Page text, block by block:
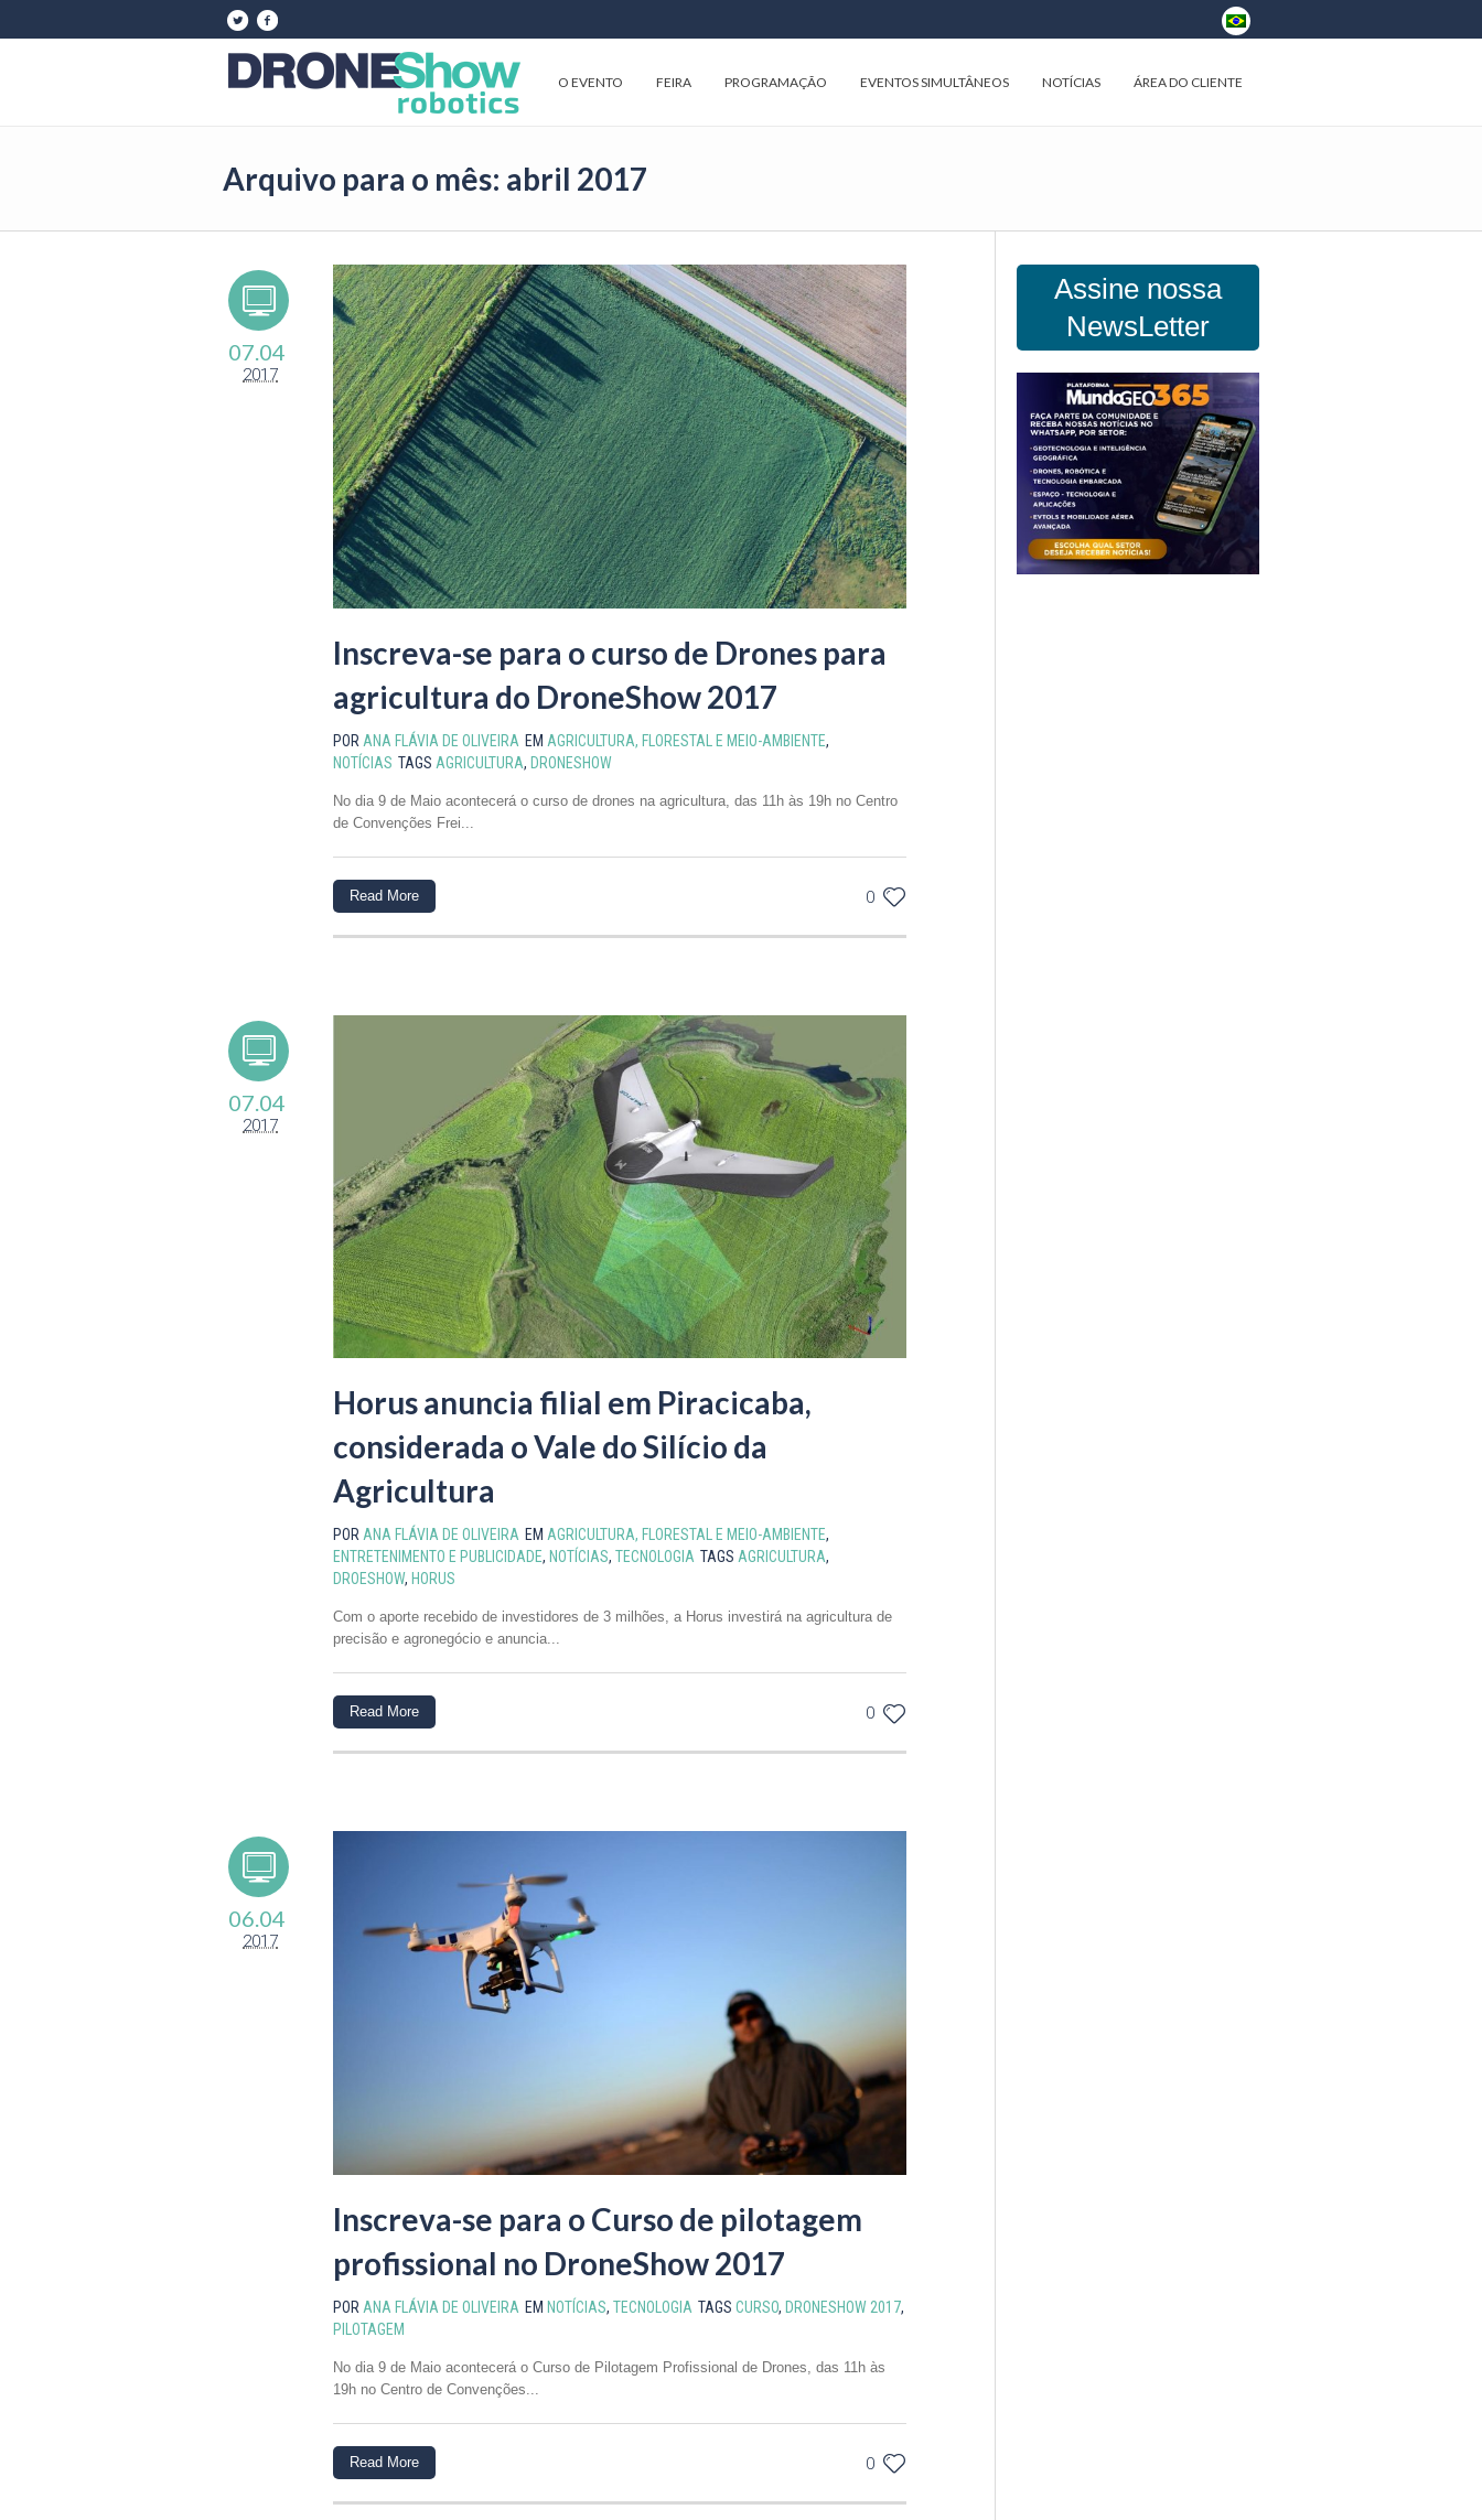
O EVENTO FEIRA PROGRAMAÇÃO EVENTOS SIMULTÂNEOS NOTÍCIAS ÁREA DO CLIENTE
Arquivo para o mês: abril 2017
07.04
2017
Inscreva-se para o curso de Drones para
agricultura do DroneShow 2017
POR ANA FLÁVIA DE OLIVEIRA EM AGRICULTURA, FLORESTAL E MEIO-AMBIENTE,
NOTÍCIAS TAGS AGRICULTURA, DRONESHOW
No dia 9 de Maio acontecerá o curso de drones na agricultura, das 11h às 19h no Centro
de Convenções Frei...
0
Read More
07.04
2017
Horus anuncia filial em Piracicaba,
considerada o Vale do Silício da
Agricultura
PORANA FLÁVIA DE OLIVEIRA EM AGRICULTURA, FLORESTAL E MEIO-AMBIENTE,
ENTRETENIMENTO E PUBLICIDADE, NOTÍCIAS, TECNOLOGIA TAGS AGRICULTURA,
DROESHOW, HORUS
Com o aporte recebido de investidores de 3 milhões, a Horus investirá na agricultura de
precisão e agronegócio e anuncia...
0
Read More
06.04
2017
Inscreva-se para o Curso de pilotagem
profissional no DroneShow 2017
POR ANA FLÁVIA DE OLIVEIRA EM NOTÍCIAS, TECNOLOGIA TAGS CURSO, DRONESHOW 2017,
PILOTAGEM
No dia 9 de Maio acontecerá o Curso de Pilotagem Profissional de Drones, das 11h às
19h no Centro de Convenções...
0
Read More
Assine nossa
NewsLetter